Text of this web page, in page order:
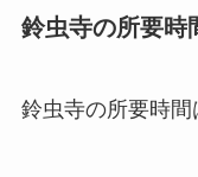
鈴虫寺の所要時
鈴虫寺の所要時間